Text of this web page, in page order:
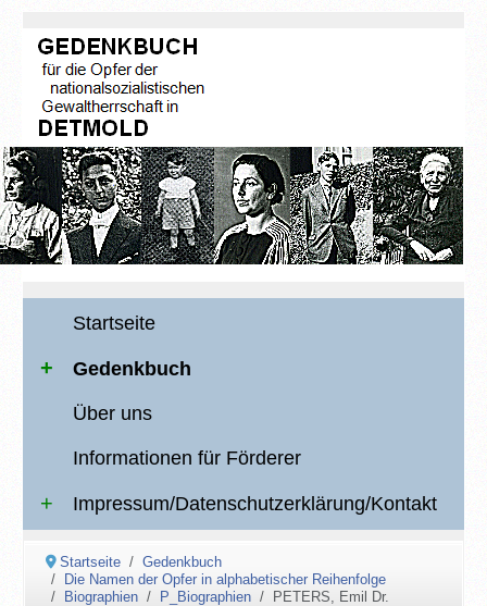
Startseite
Gedenkbuch
Über uns
Informationen für Förderer
Impressum/Datenschutzerklärung/Kontakt
Startseite
Gedenkbuch
Die Namen der Opfer in alphabetischer Reihenfolge
Biographien
P_Biographien PETERS, Emil Dr.